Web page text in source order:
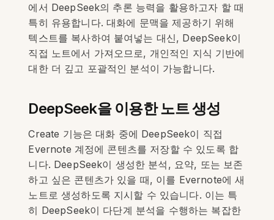
에서 DeepSeek의 추론 능력을 활용하고자 할 때
특히 유용합니다. 대화에 문맥을 제공하기 위해
텍스트를 복사하여 붙여넣는 대신, DeepSeek이
직접 노트에서 가져오므로, 개인적인 지식 기반에
대한 더 깊고 포괄적인 분석이 가능합니다.
DeepSeek을 이용한 노트 생성
Create 기능은 대화 중에 DeepSeek이 직접
Evernote 계정에 콘텐츠를 저장할 수 있도록 합
니다. DeepSeek이 생성한 분석, 요약, 또는 보존
하고 싶은 콘텐츠가 있을 때, 이를 Evernote에 새
노트로 생성하도록 지시할 수 있습니다. 이는 특
히 DeepSeek이 다단계 분석을 수행하는 복잡한